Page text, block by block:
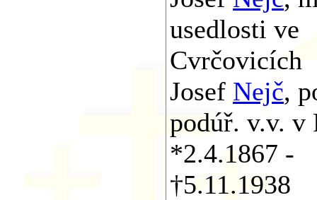
usedlosti ve
Cvrčovicích
Josef Nejč,
podúř. v.v. v
*2.4.1867 -
†5.11.1938